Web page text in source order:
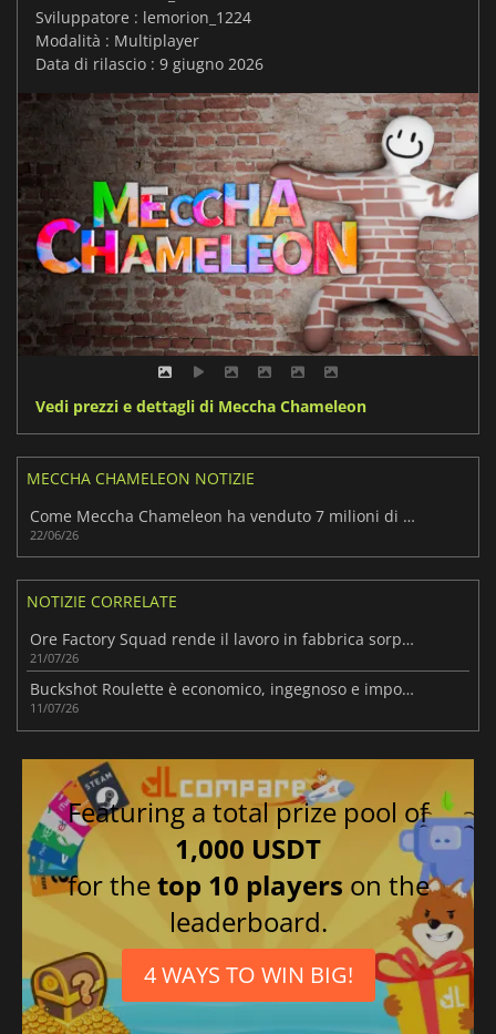
Sviluppatore : lemorion_1224
Modalità : Multiplayer
Data di rilascio : 9 giugno 2026
Vedi prezzi e dettagli di Meccha Chameleon
MECCHA CHAMELEON NOTIZIE
Come Meccha Chameleon ha venduto 7 milioni di copie
22/06/26
NOTIZIE CORRELATE
Ore Factory Squad rende il lavoro in fabbrica sorprendentemente divertente
21/07/26
Buckshot Roulette è economico, ingegnoso e impossibile da ignorare
11/07/26
Featuring a total prize pool of
1,000 USDT
for thetop 10 players on the
leaderboard.
4 WAYS TO WIN BIG!